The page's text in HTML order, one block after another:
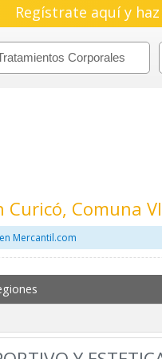
Regístrate aquí y
Comuna
Mercantil.com